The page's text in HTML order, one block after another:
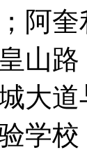
阿
山
大
学